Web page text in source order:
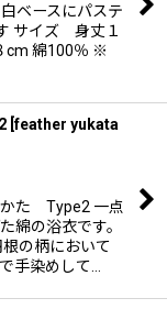
ベースにパステ
サイズ 身丈１
cm 綿100％ ※
[feather yukata
た Type2 一点
綿の浴衣です。
の柄において
手染めして…